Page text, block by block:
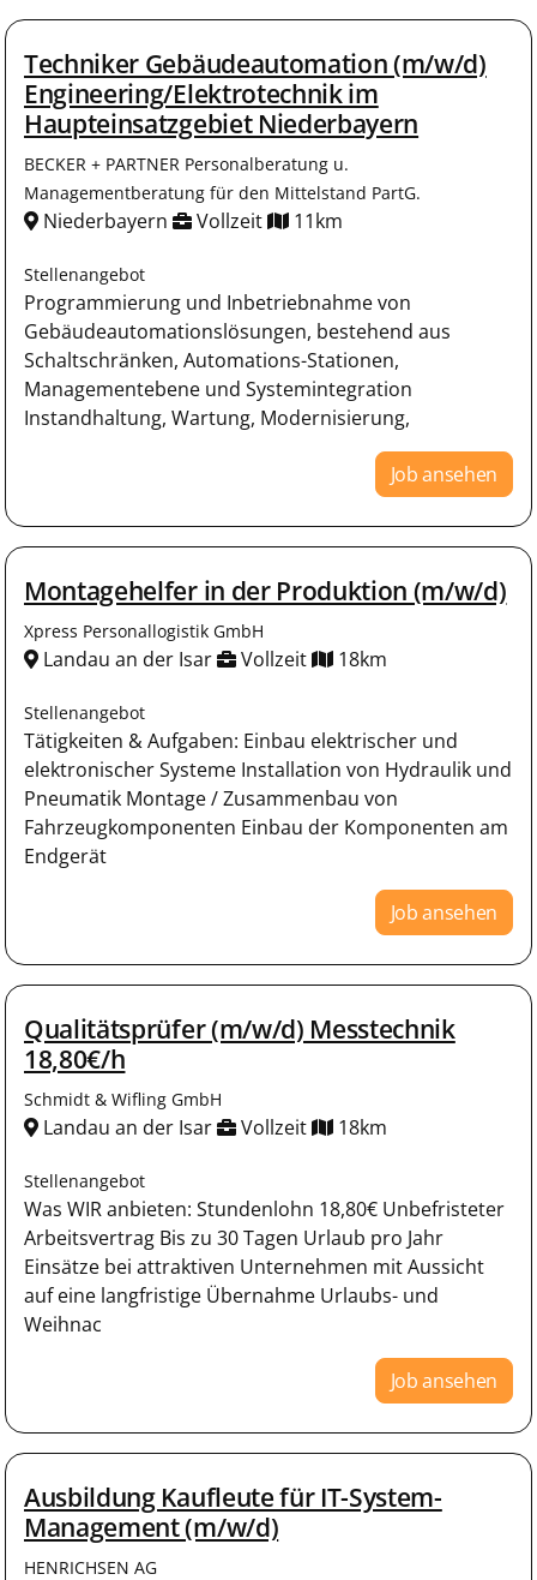
Techniker Gebäudeautomation (m/w/d)
Engineering/Elektrotechnik im
Haupteinsatzgebiet Niederbayern
BECKER + PARTNER Personalberatung u.
Managementberatung für den Mittelstand PartG.
Niederbayern Vollzeit 11km
Stellenangebot
Programmierung und Inbetriebnahme von
Gebäudeautomationslösungen, bestehend aus
Schaltschränken, Automations-Stationen,
Managementebene und Systemintegration
Instandhaltung, Wartung, Modernisierung,
Job ansehen
Montagehelfer in der Produktion (m/w/d)
Xpress Personallogistik GmbH
Landau an der Isar Vollzeit 18km
Stellenangebot
Tätigkeiten & Aufgaben: Einbau elektrischer und
elektronischer Systeme Installation von Hydraulik und
Pneumatik Montage / Zusammenbau von
Fahrzeugkomponenten Einbau der Komponenten am
Endgerät
Job ansehen
Qualitätsprüfer (m/w/d) Messtechnik
18,80€/h
Schmidt & Wifling GmbH
Landau an der Isar Vollzeit 18km
Stellenangebot
Was WIR anbieten: Stundenlohn 18,80€ Unbefristeter
Arbeitsvertrag Bis zu 30 Tagen Urlaub pro Jahr
Einsätze bei attraktiven Unternehmen mit Aussicht
auf eine langfristige Übernahme Urlaubs- und
Weihnac
Job ansehen
Ausbildung Kaufleute für IT-System-
Management (m/w/d)
HENRICHSEN AG